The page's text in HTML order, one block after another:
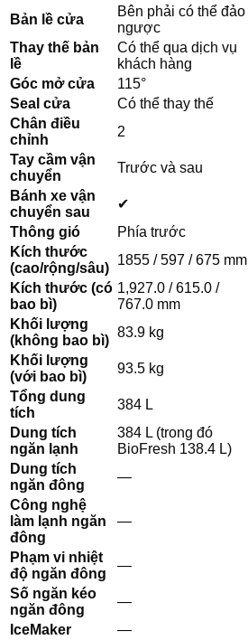
Bản lề cửa
Bên phải có thể đảo
ngược
Thay thế bản
lề
Có thể qua dịch vụ
khách hàng
Góc mở cửa
115°
Seal cửa
Có thể thay thế
Chân điều
chỉnh
2
Tay cầm vận
chuyển
Trước và sau
Bánh xe vận
chuyển sau
✔
Thông gió
Phía trước
Kích thước
(cao/rộng/sâu)
1855 / 597 / 675 mm
Kích thước (có
bao bì)
1,927.0 / 615.0 /
767.0 mm
Khối lượng
(không bao bì)
83.9 kg
Khối lượng
(với bao bì)
93.5 kg
Tổng dung
tích
384 L
Dung tích
ngăn lạnh
384 L (trong đó
BioFresh 138.4 L)
Dung tích
ngăn đông
—
Công nghệ
làm lạnh ngăn
đông
—
Phạm vi nhiệt
độ ngăn đông
—
Số ngăn kéo
ngăn đông
—
IceMaker
—